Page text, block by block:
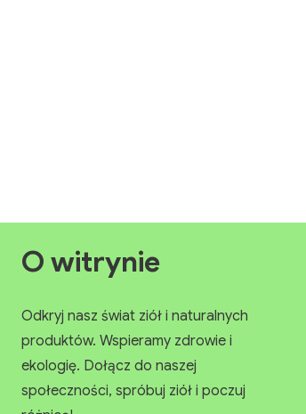
O witrynie
Odkryj nasz świat ziół i naturalnych
produktów. Wspieramy zdrowie i
ekologię. Dołącz do naszej
społeczności, spróbuj ziół i poczuj